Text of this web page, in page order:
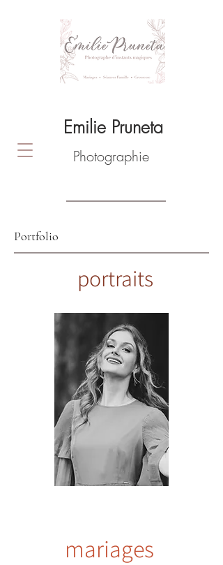
Emilie Pruneta
Photographie
Portfolio
portraits
mariages